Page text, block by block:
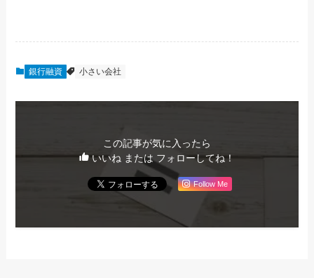
銀行融資 小さい会社
この記事が気に入ったら
いいね または フォローしてね！
Follow Me